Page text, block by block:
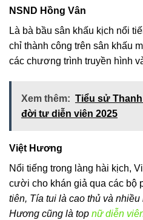
NSND Hồng Vân
Là bà bầu sân khấu kịch nổi
chỉ thành công trên sân khấu
các chương trình truyền hình
Xem thêm: Tiểu sử
đời tư diễn viên 2025
Việt Hương
Nổi tiếng trong làng hài kịch,
cười cho khán giả qua các bộ
tiên, Tía tui là cao thủ và
Hương cũng là top nữ diễn